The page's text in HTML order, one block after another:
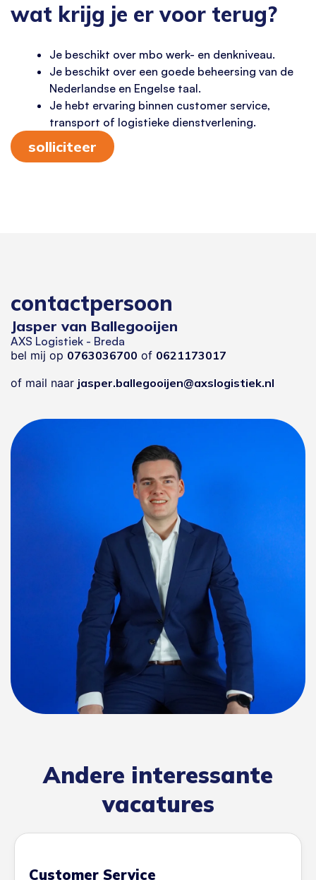
wat krijg je er voor terug?
Je beschikt over mbo werk- en denkniveau.
Je beschikt over een goede beheersing van de
Nederlandse en Engelse taal.
Je hebt ervaring binnen customer service,
transport of logistieke dienstverlening.
solliciteer
contactpersoon
Jasper van Ballegooijen
AXS Logistiek - Breda
bel mij op 0763036700 of 0621173017
of mail naar jasper.ballegooijen@axslogistiek.nl
Andere interessante
vacatures
Customer Service